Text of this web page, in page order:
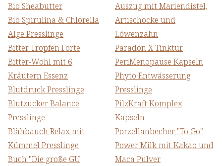
Bio Sheabutter
Bio Spirulina & Chlorella
Alge Presslinge
Bitter Tropfen Forte
Bitter-Wohl mit 6
Kräutern Essenz
Blutdruck Presslinge
Blutzucker Balance
Presslinge
Blähbauch Relax mit
Kümmel Presslinge
Buch "Die große GU
Auszug mit Mariendistel,
Artischocke und
Löwenzahn
Paradon X Tinktur
PeriMenopause Kapseln
Phyto Entwässerung
Presslinge
PilzKraft Komplex
Kapseln
Porzellanbecher "To Go"
Power Milk mit Kakao und
Maca Pulver